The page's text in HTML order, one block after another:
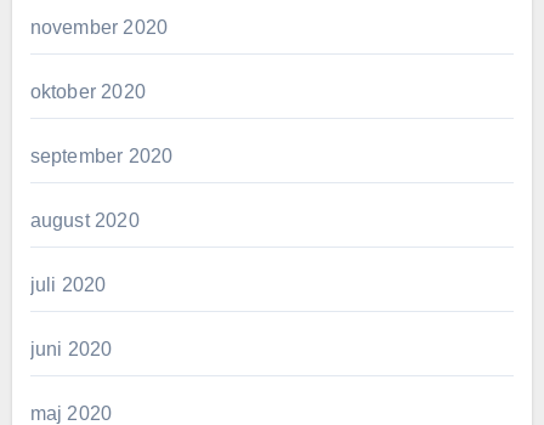
november 2020
oktober 2020
september 2020
august 2020
juli 2020
juni 2020
maj 2020